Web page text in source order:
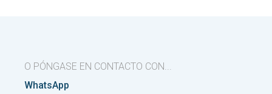
O PÓNGASE EN CONTACTO CON...
WhatsApp